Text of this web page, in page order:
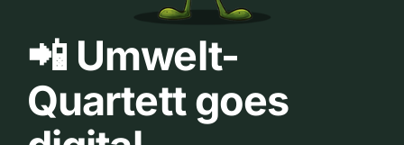
📲 Umwelt-
Quartett goes